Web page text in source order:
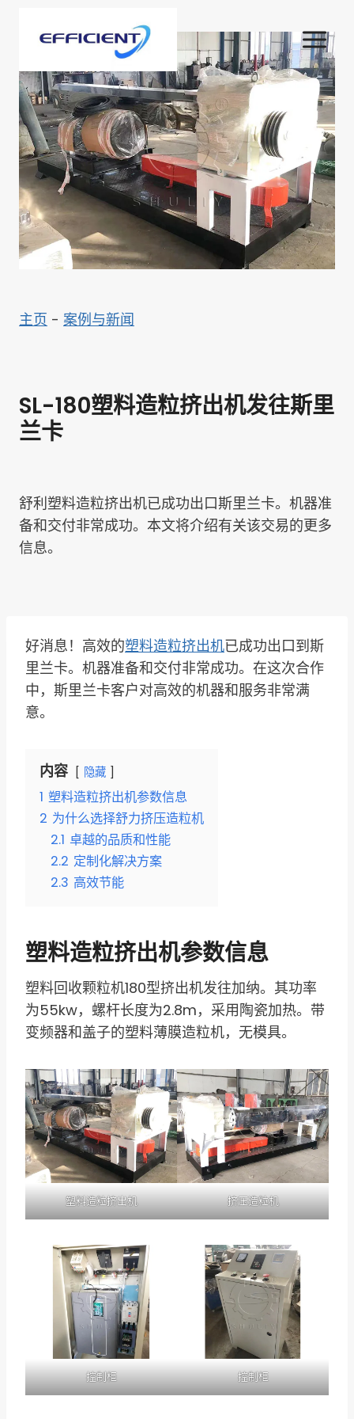
主页 - 案例与新闻
SL-180塑料造粒挤出机发往斯里
兰卡
舒利塑料造粒挤出机已成功出口斯里兰卡。机器准
备和交付非常成功。本文将介绍有关该交易的更多
信息。
好消息！高效的塑料造粒挤出机已成功出口到斯
里兰卡。机器准备和交付非常成功。在这次合作
中，斯里兰卡客户对高效的机器和服务非常满
意。
内容 隐藏
1 塑料造粒挤出机参数信息
2 为什么选择舒力挤压造粒机
2.1 卓越的品质和性能
2.2 定制化解决方案
2.3 高效节能
塑料造粒挤出机参数信息
塑料回收颗粒机180型挤出机发往加纳。其功率
为55kw，螺杆长度为2.8m，采用陶瓷加热。带
变频器和盖子的塑料薄膜造粒机，无模具。
塑料造粒挤出机 挤压造粒机
控制柜 控制柜